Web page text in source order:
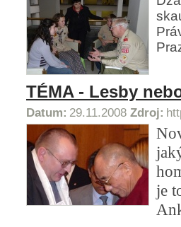
TÉMA - Lesby
Datum: 29.11.2008 Zdroj:
je